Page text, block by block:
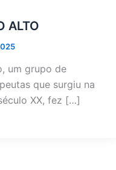
ALTO
um grupo de
que surgiu na
XX, fez […]